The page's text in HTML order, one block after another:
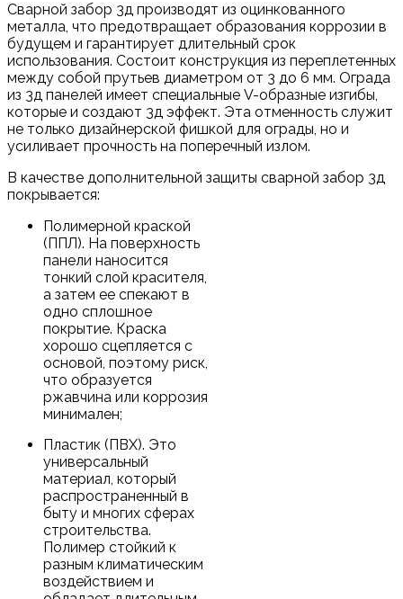
Сварной забор 3д производят из оцинкованного
металла, что предотвращает образования коррозии в
будущем и гарантирует длительный срок
использования. Состоит конструкция из переплетенных
между собой прутьев диаметром от 3 до 6 мм. Ограда
из 3д панелей имеет специальные V-образные изгибы,
которые и создают 3д эффект. Эта отменность служит
не только дизайнерской фишкой для ограды, но и
усиливает прочность на поперечный излом.
В качестве дополнительной защиты сварной забор 3д
покрывается:
Полимерной краской
(ППЛ). На поверхность
панели наносится
тонкий слой красителя,
а затем ее спекают в
одно сплошное
покрытие. Краска
хорошо сцепляется с
основой, поэтому риск,
что образуется
ржавчина или коррозия
минимален;
Пластик (ПВХ). Это
универсальный
материал, который
распространенный в
быту и многих сферах
строительства.
Полимер стойкий к
разным климатическим
воздействием и